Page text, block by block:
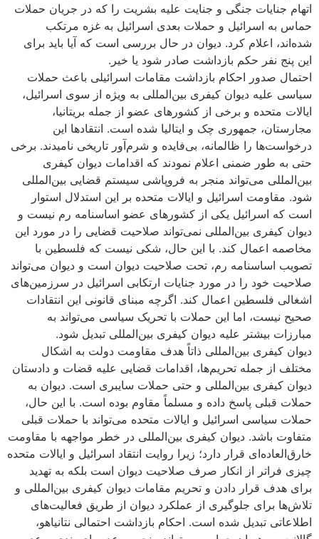
اتهام جنایات جنگی و جنایت علیه بشریت را که در جریان حملات
حماس به اسرائیل و حملات بعدی اسرائیل به غزه مرتکب
شده‌اند، اعلام کرد. دیوان در حال بررسی است که آیا باید برای
این پنج نفر حکم بازداشت صادر شود یا خیر.
احتمال صدور احکام بازداشت مقامات اسرائیلی باعث حملات
سیاسی علیه دیوان کیفری بین‌المللی به ویژه از سوی اسرائیل،
ایالات متحده و برخی از کشورهای عضو از جمله بریتانیا،
مجارستان، جمهوری چک و ایتالیا شده است. انتقادها این
درخواست‌ها را ظالمانه، بی‌فایده و شرم‌آور تاریخی نامیدند. برخی
حتی به طور ضمنی اعلام نمودند که اقدامات دیوان کیفری
بین‌المللی می‌تواند منجر به فروپاشی سیستم قضایی بین‌المللی
شود. مقاومت اسرائیل و ایالات متحده بر این استدلال استوار
است که اسرائیل یکی از کشورهای عضو اساسنامه رم نیست و
دیوان کیفری بین‌المللی نمی‌تواند صلاحیت قضایی را در مورد این
مخاصمه اعمال کند. با این حال، شکی نیست که فلسطین با
تصویب اساسنامه رم، تحت صلاحیت دیوان است و دیوان می‌تواند
صلاحیت خود را در مورد جنایات ارتکابی اسرائیل در سرزمین‌های
اشغالی فلسطین اعمال کند. اگرچه مبنای قانونی این انتقادات
صحیح نیست، اما این حملات با تحریک سیاسی می‌تواند به
مبارزات بیشتر علیه دیوان کیفری بین‌المللی تبدیل شود.
دیوان کیفری بین‌المللی ذاتاً هدف مقاومت دولت به اشکال
مختلف از جمله تحریم‌ها، اقدامات قضایی علیه قضات و دادستان
دیوان کیفری بین‌المللی و حتی حملات سایبری است. دیوان به
حملات قبلی پاسخ داده و مسلماً مقاوم بوده است. با این حال،
حملات سیاسی اسرائیل و ایالات متحده می‌تواند با حملات قبلی
متفاوت باشد. دیوان کیفری بین‌المللی در خطر مواجهه با مقاومت
خارق‌العاده‌ای قرار دارد؛ زیرا روایت انتقاد اسرائیل و ایالات متحده
چیزی فراتر از انکار صرف صلاحیت دیوان است بلکه به تهدید
برای هدف قرار دادن و تحریم مقامات دیوان کیفری بین‌المللی و
تلاش‌ها برای جلوگیری از عملکرد دیوان از طریق فعالیت‌های
اطلاعاتی تبدیل شده است. احکام بازداشت احتمالی نتانیاهو،